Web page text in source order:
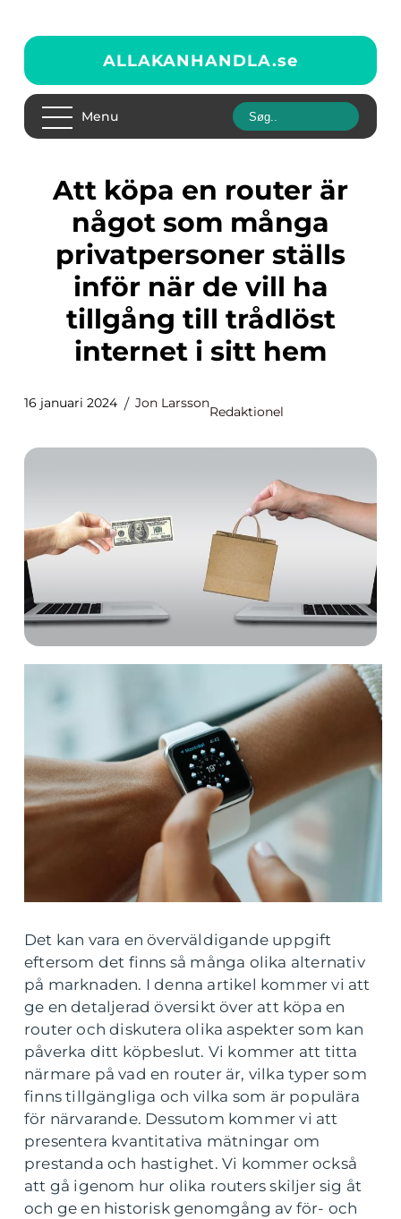
ALLAKANHANDLA.se
Menu
Att köpa en router är
något som många
privatpersoner ställs
inför när de vill ha
tillgång till trådlöst
internet i sitt hem
16 januari 2024 Jon Larsson
Redaktionel
Det kan vara en överväldigande uppgift
eftersom det finns så många olika alternativ
på marknaden. I denna artikel kommer vi att
ge en detaljerad översikt över att köpa en
router och diskutera olika aspekter som kan
påverka ditt köpbeslut. Vi kommer att titta
närmare på vad en router är, vilka typer som
finns tillgängliga och vilka som är populära
för närvarande. Dessutom kommer vi att
presentera kvantitativa mätningar om
prestanda och hastighet. Vi kommer också
att gå igenom hur olika routers skiljer sig åt
och ge en historisk genomgång av för- och